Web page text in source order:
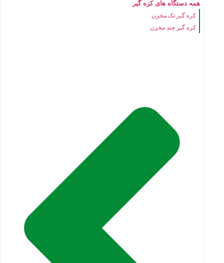
همه دستگاه های کره گیر
کره گیر تک مخزن
کره گیر چند مخزن